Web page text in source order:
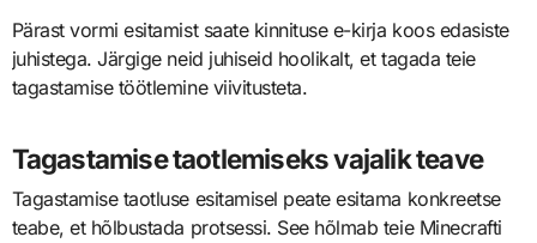
Pärast vormi esitamist saate kinnituse e-kirja koos edasiste
juhistega. Järgige neid juhiseid hoolikalt, et tagada teie
tagastamise töötlemine viivitusteta.
Tagastamise taotlemiseks vajalik teave
Tagastamise taotluse esitamisel peate esitama konkreetse
teabe, et hõlbustada protsessi. See hõlmab teie Minecrafti